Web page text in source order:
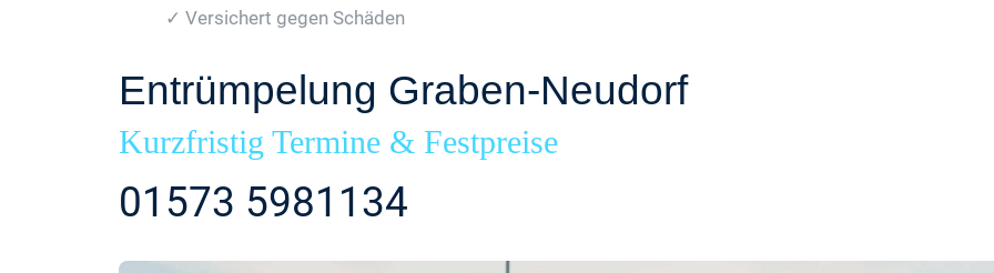
✓ Versichert gegen Schäden
Entrümpelung Graben-Neudorf
Kurzfristig Termine & Festpreise
01573 5981134